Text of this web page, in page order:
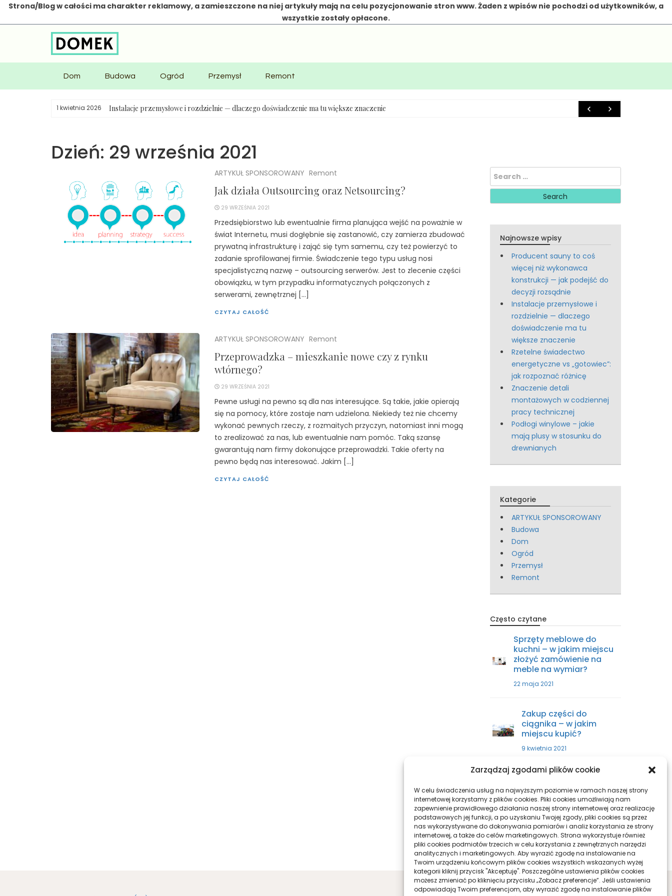
Zarządzaj zgodami plików cookie
W celu świadczenia usług na najwyższym poziomie w ramach naszej strony
internetowej korzystamy z plików cookies. Pliki cookies umożliwiają nam
zapewnienie prawidłowego działania naszej strony internetowej oraz realizację
podstawowych jej funkcji, a po uzyskaniu Twojej zgody, pliki cookies są przez
nas wykorzystywane do dokonywania pomiarów i analiz korzystania ze strony
internetowej, a także do celów marketingowych. Strona wykorzystuje również
pliki cookies podmiotów trzecich w celu korzystania z zewnętrznych narzędzi
analitycznych i marketingowych. Aby wyrazić zgodę na instalowanie na
Twoim urządzeniu końcowym plików cookies wszystkich wskazanych wyżej
kategorii kliknij przycisk "Akceptuję". Poszczególne ustawienia plików cookies
możesz zmieniać po kliknięciu przycisku „Zobacz preferencje”. Jeśli ustawienia
odpowiadają Twoim preferencjom, aby wyrazić zgodę na instalowanie plików
Strona/Blog w całości ma charakter reklamowy, a zamieszczone na niej artykuły mają na celu pozycjonowanie stron www. Żaden z wpisów nie pochodzi od użytkowników, a
wszystkie zostały opłacone.
Dom Budowa Ogród Przemysł Remont
1 kwietnia 2026 Instalacje przemysłowe i rozdzielnie — dlaczego doświadczenie ma tu większe znaczenie
Dzień: 29 września 2021
ARTYKUŁ SPONSOROWANY Remont
Jak działa Outsourcing oraz Netsourcing?
29 WRZEŚNIA 2021
Przedsiębiorstwo lub ewentualnie firma planująca wejść na poważnie w
świat Internetu, musi dogłębnie się zastanowić, czy zamierza zbudować
prywatną infrastrukturę i zająć się tym samemu, czy też powierzyć to
zadanie sprofilowanej firmie. Świadczenie tego typu usług nosi
specjalistyczną nazwę – outsourcing serwerów. Jest to zlecenie części
obowiązku, w tym przypadku informatycznych połączonych z
serwerami, zewnętrznej […]
CZYTAJ CAŁOŚĆ
ARTYKUŁ SPONSOROWANY Remont
Przeprowadzka – mieszkanie nowe czy z rynku
wtórnego?
29 WRZEŚNIA 2021
Pewne usługi na pewno są dla nas interesujące. Są takie, jakie opierają
się na pomocy, które zostaje nam udzielona. Niekiedy też nie chcemy
wykonać pewnych rzeczy, z rozmaitych przyczyn, natomiast inni mogą
to zrealizować za nas, lub ewentualnie nam pomóc. Taką szansę
gwarantują nam firmy dokonujące przeprowadzki. Takie oferty na
pewno będą nas interesować. Jakim […]
CZYTAJ CAŁOŚĆ
Search
for:
Najnowsze wpisy
Producent sauny to coś
więcej niż wykonawca
konstrukcji — jak podejść do
decyzji rozsądnie
Instalacje przemysłowe i
rozdzielnie — dlaczego
doświadczenie ma tu
większe znaczenie
Rzetelne świadectwo
energetyczne vs „gotowiec”:
jak rozpoznać różnicę
Znaczenie detali
montażowych w codziennej
pracy technicznej
Podłogi winylowe – jakie
mają plusy w stosunku do
drewnianych
Kategorie
ARTYKUŁ SPONSOROWANY
Budowa
Dom
Ogród
Przemysł
Remont
Często czytane
Sprzęty meblowe do
kuchni – w jakim miejscu
złożyć zamówienie na
meble na wymiar?
22 maja 2021
Zakup części do
ciągnika – w jakim
miejscu kupić?
9 kwietnia 2021
Sprzęty skrawające –
wszystko, co musisz
wiedzieć
29 października 2021